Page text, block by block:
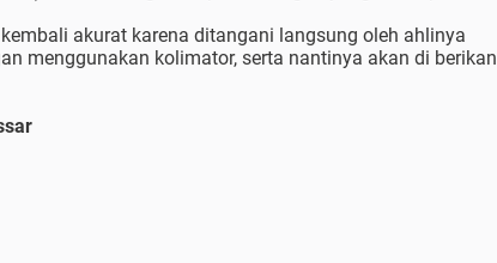
akurat karena ditangani langsung oleh ahlinya
menggunakan kolimator, serta nantinya akan di berikan